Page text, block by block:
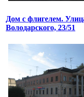
Дом с флигелем.
Володарского, 23/51